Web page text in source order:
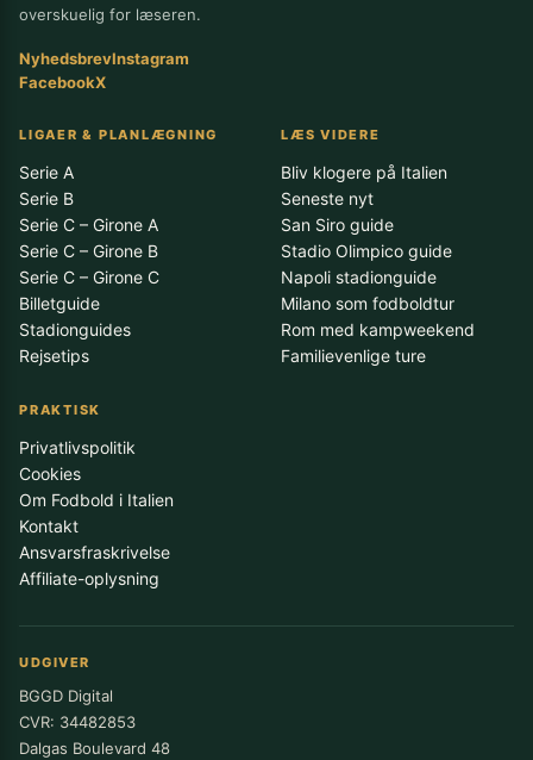
overskuelig for læseren.
NyhedsbrevInstagram
FacebookX
LIGAER & PLANLÆGNING
Serie A
Serie B
Serie C – Girone A
Serie C – Girone B
Serie C – Girone C
Billetguide
Stadionguides
Rejsetips
LÆS VIDERE
Bliv klogere på Italien
Seneste nyt
San Siro guide
Stadio Olimpico guide
Napoli stadionguide
Milano som fodboldtur
Rom med kampweekend
Familievenlige ture
PRAKTISK
Privatlivspolitik
Cookies
Om Fodbold i Italien
Kontakt
Ansvarsfraskrivelse
Affiliate-oplysning
UDGIVER
BGGD Digital
CVR: 34482853
Dalgas Boulevard 48